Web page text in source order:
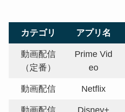
カテゴリ アプリ名
動画配信
（定番）
Prime Vid
eo
動画配信 Netflix